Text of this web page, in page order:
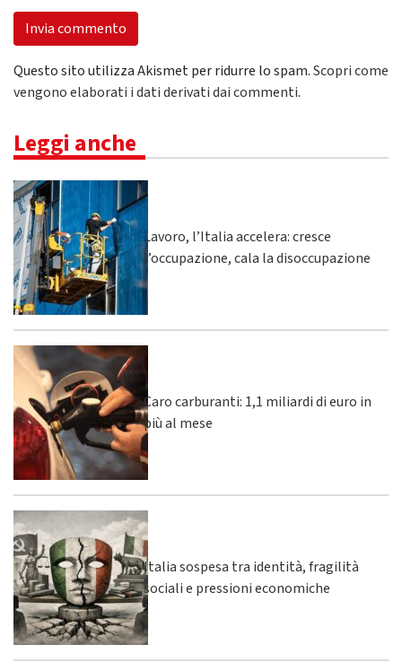
Questo sito utilizza Akismet per ridurre lo spam.Scopri come
vengono elaborati i dati derivati dai commenti.
Leggi anche
Lavoro, l’Italia accelera: cresce
l’occupazione, cala la disoccupazione
Caro carburanti: 1,1 miliardi di euro in
più al mese
Italia sospesa tra identità, fragilità
sociali e pressioni economiche